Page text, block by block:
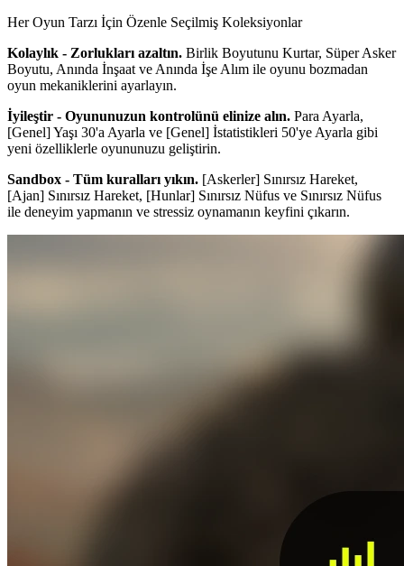
Her Oyun Tarzı İçin Özenle Seçilmiş Koleksiyonlar
Kolaylık - Zorlukları azaltın. Birlik Boyutunu Kurtar, Süper Asker
Boyutu, Anında İnşaat ve Anında İşe Alım ile oyunu bozmadan
oyun mekaniklerini ayarlayın.
İyileştir - Oyununuzun kontrolünü elinize alın. Para Ayarla,
[Genel] Yaşı 30'a Ayarla ve [Genel] İstatistikleri 50'ye Ayarla gibi
yeni özelliklerle oyununuzu geliştirin.
Sandbox - Tüm kuralları yıkın. [Askerler] Sınırsız Hareket,
[Ajan] Sınırsız Hareket, [Hunlar] Sınırsız Nüfus ve Sınırsız Nüfus
ile deneyim yapmanın ve stressiz oynamanın keyfini çıkarın.